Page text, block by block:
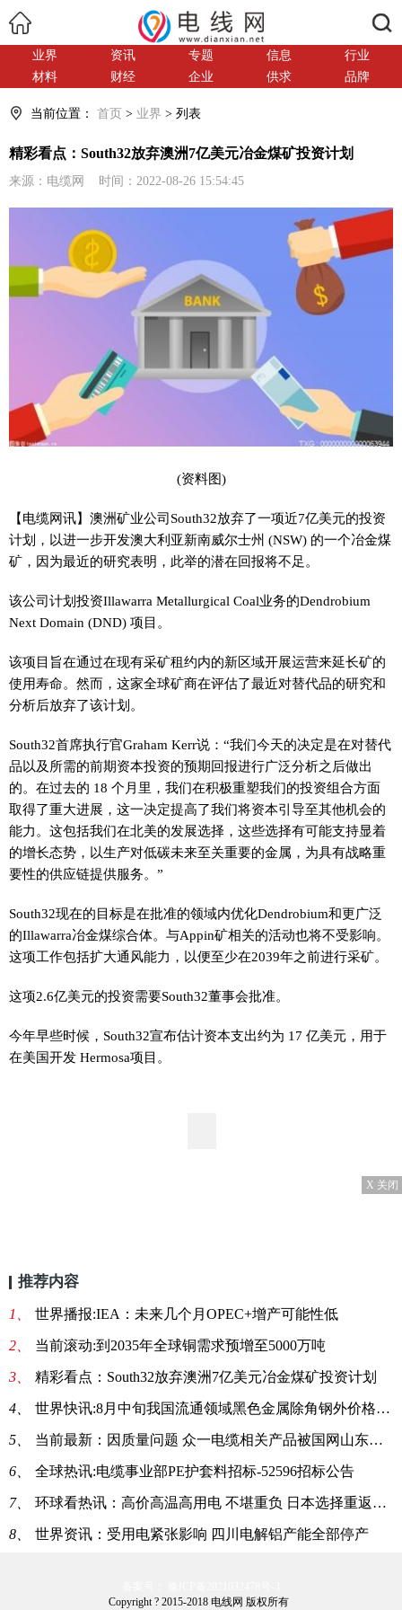
业界 资讯 专题 信息
行业
材料
财经 企业 供求 品牌
当前位置： 首页 > 业界 > 列表
精彩看点：South32放弃澳洲7亿美元冶金煤矿投资计划
来源：电缆网 时间：2022-08-26 15:54:45
(资料图)
【电缆网讯】澳洲矿业公司South32放弃了一项近7亿美元的投资
计划，以进一步开发澳大利亚新南威尔士州 (NSW) 的一个冶金煤
矿，因为最近的研究表明，此举的潜在回报将不足。
该公司计划投资Illawarra Metallurgical Coal业务的Dendrobium
Next Domain (DND) 项目。
该项目旨在通过在现有采矿租约内的新区域开展运营来延长矿的
使用寿命。然而，这家全球矿商在评估了最近对替代品的研究和
分析后放弃了该计划。
South32首席执行官Graham Kerr说：“我们今天的决定是在对替代
品以及所需的前期资本投资的预期回报进行广泛分析之后做出
的。在过去的 18 个月里，我们在积极重塑我们的投资组合方面
取得了重大进展，这一决定提高了我们将资本引导至其他机会的
能力。这包括我们在北美的发展选择，这些选择有可能支持显着
的增长态势，以生产对低碳未来至关重要的金属，为具有战略重
要性的供应链提供服务。”
South32现在的目标是在批准的领域内优化Dendrobium和更广泛
的Illawarra冶金煤综合体。与Appin矿相关的活动也将不受影响。
这项工作包括扩大通风能力，以便至少在2039年之前进行采矿。
这项2.6亿美元的投资需要South32董事会批准。
今年早些时候，South32宣布估计资本支出约为 17 亿美元，用于
在美国开发 Hermosa项目。
X 关闭
推荐内容
1、 世界播报:IEA：未来几个月OPEC+增产可能性低
2、 当前滚动:到2035年全球铜需求预增至5000万吨
3、 精彩看点：South32放弃澳洲7亿美元冶金煤矿投资计划
4、 世界快讯:8月中旬我国流通领域黑色金属除角钢外价格均下跌
5、 当前最新：因质量问题 众一电缆相关产品被国网山东电力暂停中标资格1年
6、 全球热讯:电缆事业部PE护套料招标-52596招标公告
7、 环球看热讯：高价高温高用电 不堪重负 日本选择重返核电
8、 世界资讯：受用电紧张影响 四川电解铝产能全部停产
Copyright ? 2015-2018 电线网 版权所有